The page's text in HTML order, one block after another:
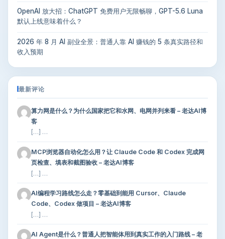
OpenAI 放大招：ChatGPT 免费用户无限畅聊，GPT-5.6 Luna
默认上线意味着什么？
2026 年 8 月 AI 副业全景：普通人靠 AI 赚钱的 5 条真实路径和
收入预期
最新评论
算力网是什么？为什么国家把它和水网、电网并列来看 – 老达AI博
客
[…] …
MCP浏览器自动化怎么用？让 Claude Code 和 Codex 完成网
页检查、填表和截图验收 – 老达AI博客
[…] …
AI编程学习路线怎么走？零基础到能用 Cursor、Claude
Code、Codex 做项目 – 老达AI博客
[…] …
AI Agent是什么？普通人把智能体用到真实工作的入门路线 – 老